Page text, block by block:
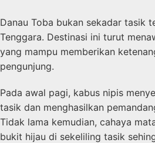
Danau Toba bukan sekadar tasik
Tenggara. Destinasi ini turut
yang mampu memberikan
pengunjung.
Pada awal pagi, kabus nipis
tasik dan menghasilkan
Tidak lama kemudian, cahaya
bukit hijau di sekeliling tasik